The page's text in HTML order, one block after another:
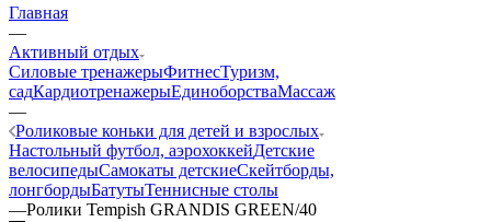
Главная
—
Активный отдых
Силовые тренажерыФитнесТуризм,
садКардиотренажерыЕдиноборстваМассаж
—
Роликовые коньки для детей и взрослых
Настольный футбол, аэрохоккейДетские
велосипедыСамокаты детскиеСкейтборды,
лонгбордыБатутыТеннисные столы
—Ролики Tempish GRANDIS GREEN/40